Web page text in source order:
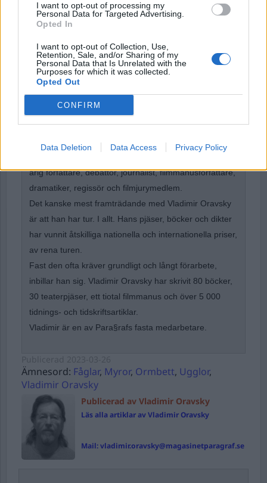
I want to opt-out of processing my
Personal Data for Targeted Advertising.
Opted In
I want to opt-out of Collection, Use,
Retention, Sale, and/or Sharing of my
Personal Data that Is Unrelated with the
Purposes for which it was collected.
Opted Out
CONFIRM
Data Deletion Data Access Privacy Policy
Remember Me
Forgot Password
Stöd Para§rafs bevakning av högerextremismen
årig författare, debattör, journalist, filmmanusförfattare,
dramatiker, regissör och filmjurymedlem.
Det kanske mest framträdande med Vladimir Oravsky
är att han har tur. I allt. Hans pjäser, böcker och dikter
har vunnit åtskilliga nationella och internationella priser,
av rena turen.
Fast den ofta kräver grundligt och långt förarbete,
inbillar han sig. Vladimir Oravsky har skrivit 80 böcker,
30 teaterpjäser, ett tiotal filmmanus och över 5 000
tidnings- och tidskriftsartiklar.
Vladimir är en av Para§rafs fasta medarbetare.
Ämnesord: Fåglar, Myror, Ormbett, Ugglor,
Vladimir Oravsky
Publicerad av Vladimir Oravsky
Läs alla artiklar av Vladimir Oravsky
Mail:vladimir.oravsky@magasinetparagraf.se